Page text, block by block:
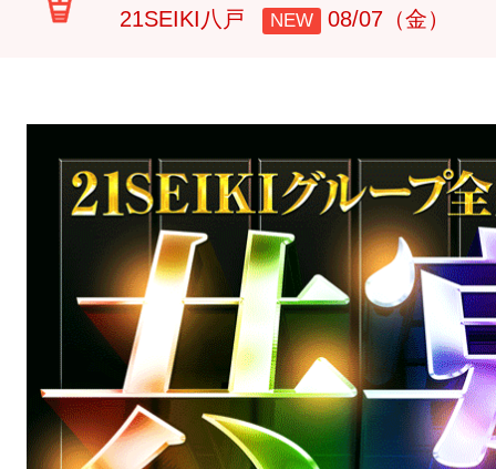
21SEIKI八戸 NEW 08/07（金）